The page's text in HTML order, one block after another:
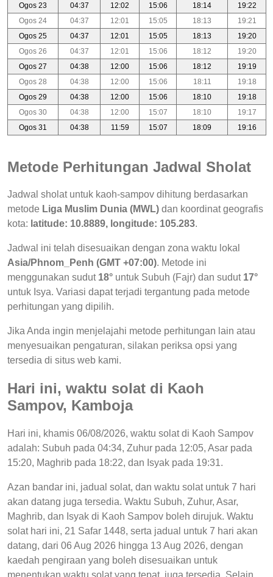
Ogos 23
04:37 12:02 15:06 18:14
19:22
Ogos 24
04:37 12:01 15:05 18:13
19:21
Ogos 25
04:37 12:01 15:05 18:13
19:20
Ogos 26
04:37 12:01 15:06 18:12
19:20
Ogos 27
04:38 12:00 15:06 18:12
19:19
Ogos 28
04:38 12:00 15:06 18:11
19:18
Ogos 29
04:38 12:00 15:06 18:10
19:18
Ogos 30
04:38 12:00 15:07 18:10
19:17
Ogos 31
04:38 11:59 15:07 18:09 19:16
Metode Perhitungan Jadwal Sholat
Jadwal sholat untuk kaoh-sampov dihitung berdasarkan
metode Liga Muslim Dunia (MWL) dan koordinat geografis
kota: latitude: 10.8889, longitude: 105.283.
Jadwal ini telah disesuaikan dengan zona waktu lokal
Asia/Phnom_Penh (GMT +07:00). Metode ini
menggunakan sudut 18° untuk Subuh (Fajr) dan sudut 17°
untuk Isya. Variasi dapat terjadi tergantung pada metode
perhitungan yang dipilih.
Jika Anda ingin menjelajahi metode perhitungan lain atau
menyesuaikan pengaturan, silakan periksa opsi yang
tersedia di situs web kami.
Hari ini, waktu solat di Kaoh
Sampov, Kamboja
Hari ini, khamis 06/08/2026, waktu solat di Kaoh Sampov
adalah: Subuh pada 04:34, Zuhur pada 12:05, Asar pada
15:20, Maghrib pada 18:22, dan Isyak pada 19:31.
Azan bandar ini, jadual solat, dan waktu solat untuk 7 hari
akan datang juga tersedia. Waktu Subuh, Zuhur, Asar,
Maghrib, dan Isyak di Kaoh Sampov boleh dirujuk. Waktu
solat hari ini, 21 Safar 1448, serta jadual untuk 7 hari akan
datang, dari 06 Aug 2026 hingga 13 Aug 2026, dengan
kaedah pengiraan yang boleh disesuaikan untuk